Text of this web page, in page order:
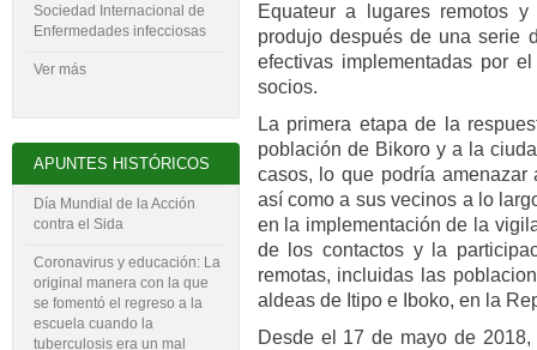
Equateur a lugares remotos
produjo después de una serie
efectivas implementadas por
socios.
La primera etapa de la
población de Bikoro y a la
casos, lo que podría
así como a sus vecinos a lo
en la implementación de la
de los contactos y la
remotas, incluidas las
aldeas de Itipo e Iboko, en la
Desde el 17 de mayo de
Sociedad Internacional de
Enfermedades infecciosas
Ver más
APUNTES HISTÓRICOS
Día Mundial de la Acción
contra el Sida
Coronavirus y educación: La
original manera con la que
se fomentó el regreso a la
escuela cuando la
tuberculosis era un mal